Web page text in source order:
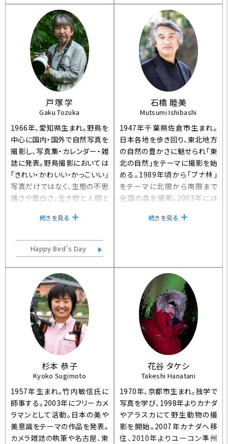
人日本写真家協会会員・日本
大学芸術学部写真学科 非常勤
戸塚 学
Gaku Tozuka
1966年、愛知県生まれ。野鳥を
中心に国内・国外で自然写真を
撮影し、写真集・カレンダー・雑
誌に発表。野鳥撮影においては
「きれい・かわいい・かっこいい」
写真だけではなく、生態の不思
議さや面白さ、生き物と人間と
を使って表現する。ネイチャーフ
「戸塚のオヤジ友の会」を主催。
著書に「コアホウドリはかぜと
ともだち」（ポプラ社）、「ヤンバ
ルクイナ・アガチャーの唄」（そ
うえん社）、「鳥たちは今日も元
気に生きてます！」「らいちょうこ
ろころ」（文一総合出版）等があ
り、この他にも共著は多数。
続きを見る
Happy Bird’s Day
石橋 睦美
Mutsumi Ishibashi
1947年千葉県佐倉市生まれ。
日本各地を歩き回り、東北地方
の自然の豊かさに魅せられ「東
北の自然」をテーマに撮影を始
める。1989年頃から「ブナ林」
をテーマに北限から南限まで
全国の森を撮影。2003年には
本人の原風景を探る目的で、神
神々の大地」など多数・近著
「神々の社」）
続きを見る
杉本 恭子
Kyoko Sugimoto
1957年生まれ。竹内敏信氏に
師事する。2003年にフリーカメ
ラマンとして活動。日本の美や
美意識をテーマの作品を発表。
カメラ雑誌の執筆や名古屋、東
花谷 タケシ
Takeshi Hanatani
1970年、京都市生まれ。独学で
写真を学び、1998年よりカナダ
やアラスカにて野生動物の撮
影を開始。2007年カナダへ移
住、2010年よりユーコン準州